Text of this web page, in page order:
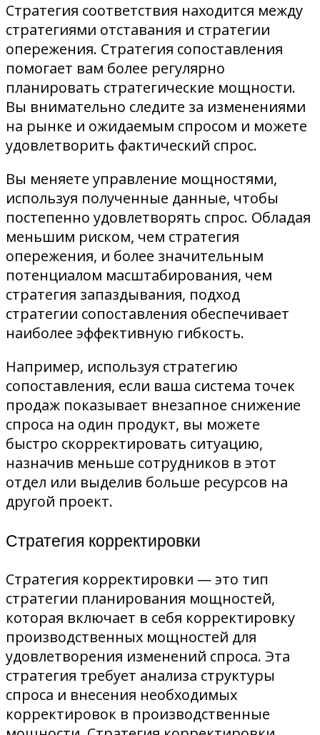
Стратегия соответствия находится между
стратегиями отставания и стратегии
опережения. Стратегия сопоставления
помогает вам более регулярно
планировать стратегические мощности.
Вы внимательно следите за изменениями
на рынке и ожидаемым спросом и можете
удовлетворить фактический спрос.
Вы меняете управление мощностями,
используя полученные данные, чтобы
постепенно удовлетворять спрос. Обладая
меньшим риском, чем стратегия
опережения, и более значительным
потенциалом масштабирования, чем
стратегия запаздывания, подход
стратегии сопоставления обеспечивает
наиболее эффективную гибкость.
Например, используя стратегию
сопоставления, если ваша система точек
продаж показывает внезапное снижение
спроса на один продукт, вы можете
быстро скорректировать ситуацию,
назначив меньше сотрудников в этот
отдел или выделив больше ресурсов на
другой проект.
Стратегия корректировки
Стратегия корректировки — это тип
стратегии планирования мощностей,
которая включает в себя корректировку
производственных мощностей для
удовлетворения изменений спроса. Эта
стратегия требует анализа структуры
спроса и внесения необходимых
корректировок в производственные